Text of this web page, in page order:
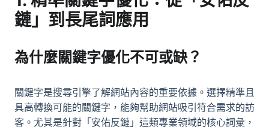
鏈」到長尾詞應用
為什麼關鍵字優化不可或缺？
關鍵字是搜尋引擎了解網站內容的重要依據。選擇精準且
具高轉換可能的關鍵字，能夠幫助網站吸引符合需求的訪
客。尤其是針對「安佑反鏈」這類專業領域的核心詞彙，